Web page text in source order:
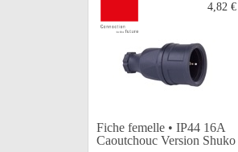
4,82 €
Fiche femelle • IP44 16A
Caoutchouc Version Shuko